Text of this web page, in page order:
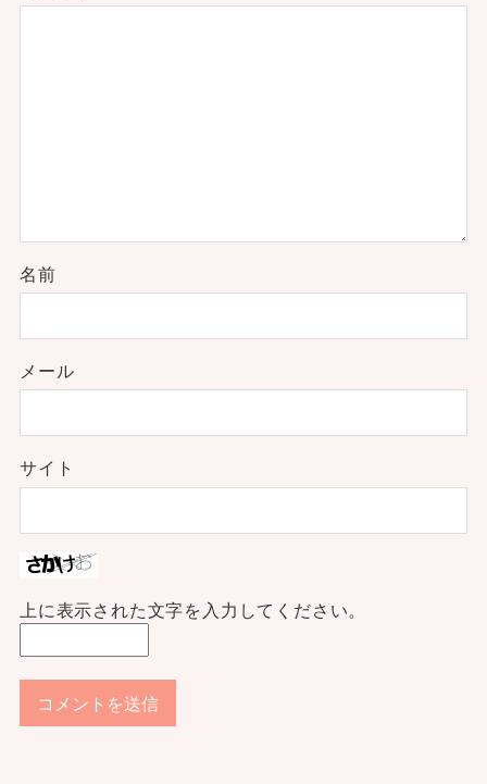
名前
メール
サイト
上に表示された文字を入力してください。